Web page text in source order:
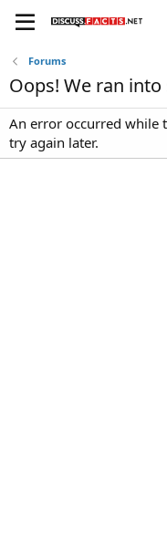
Forums
Oops! We ran
An error occurred while
try again later.